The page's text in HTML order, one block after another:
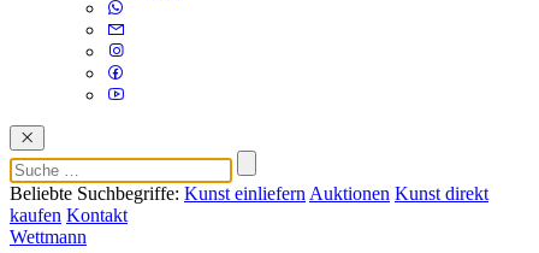
Beliebte Suchbegriffe: Kunst einliefern Auktionen Kunst direkt
kaufen Kontakt
Wettmann